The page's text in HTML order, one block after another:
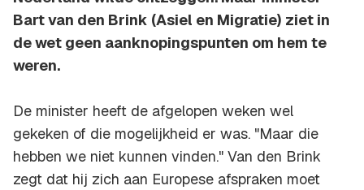
Bart van den Brink (Asiel en Migratie) ziet in
de wet geen aanknopingspunten om hem te
weren.
De minister heeft de afgelopen weken wel
gekeken of die mogelijkheid er was. "Maar die
hebben we niet kunnen vinden." Van den Brink
zegt dat hij zich aan Europese afspraken moet